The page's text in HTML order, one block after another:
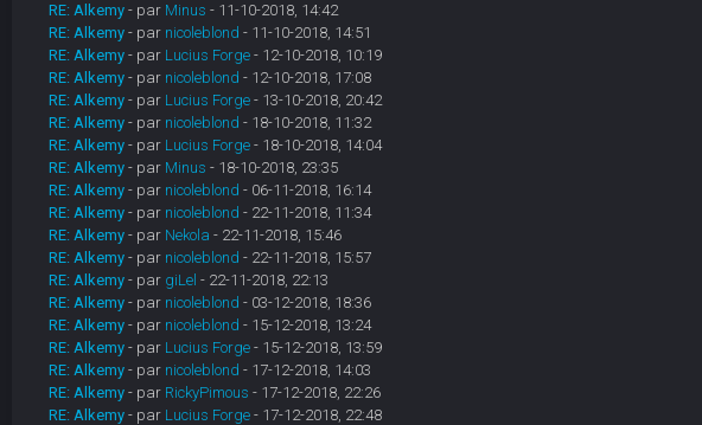
RE: Alkemy - par Minus - 11-10-2018, 14:42
RE: Alkemy - par nicoleblond - 11-10-2018, 14:51
RE: Alkemy - par Lucius Forge- 12-10-2018, 10:19
RE: Alkemy - par nicoleblond - 12-10-2018, 17:08
RE: Alkemy - par Lucius Forge- 13-10-2018, 20:42
RE: Alkemy - par nicoleblond - 18-10-2018, 11:32
RE: Alkemy - par Lucius Forge- 18-10-2018, 14:04
RE: Alkemy - par Minus - 18-10-2018, 23:35
RE: Alkemy - par nicoleblond - 06-11-2018, 16:14
RE: Alkemy - par nicoleblond - 22-11-2018, 11:34
RE: Alkemy - par Nekola - 22-11-2018, 15:46
RE: Alkemy - par nicoleblond - 22-11-2018, 15:57
RE: Alkemy - par giLel - 22-11-2018, 22:13
RE: Alkemy - par nicoleblond - 03-12-2018, 18:36
RE: Alkemy - par nicoleblond - 15-12-2018, 13:24
RE: Alkemy - par Lucius Forge- 15-12-2018, 13:59
RE: Alkemy - par nicoleblond - 17-12-2018, 14:03
RE: Alkemy - par RickyPimous - 17-12-2018, 22:26
RE: Alkemy - par Lucius Forge- 17-12-2018, 22:48